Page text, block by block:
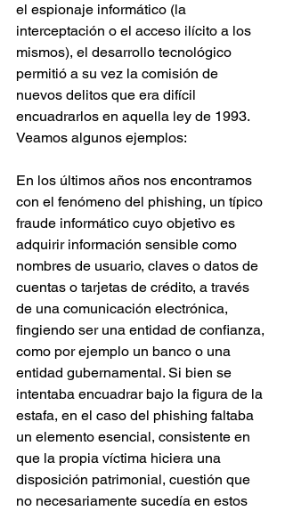
el espionaje informático (la
interceptación o el acceso ilícito a los
mismos), el desarrollo tecnológico
permitió a su vez la comisión de
nuevos delitos que era difícil
encuadrarlos en aquella ley de 1993.
Veamos algunos ejemplos:
En los últimos años nos encontramos
con el fenómeno del phishing, un típico
fraude informático cuyo objetivo es
adquirir información sensible como
nombres de usuario, claves o datos de
cuentas o tarjetas de crédito, a través
de una comunicación electrónica,
fingiendo ser una entidad de confianza,
como por ejemplo un banco o una
entidad gubernamental. Si bien se
intentaba encuadrar bajo la figura de la
estafa, en el caso del phishing faltaba
un elemento esencial, consistente en
que la propia víctima hiciera una
disposición patrimonial, cuestión que
no necesariamente sucedía en estos